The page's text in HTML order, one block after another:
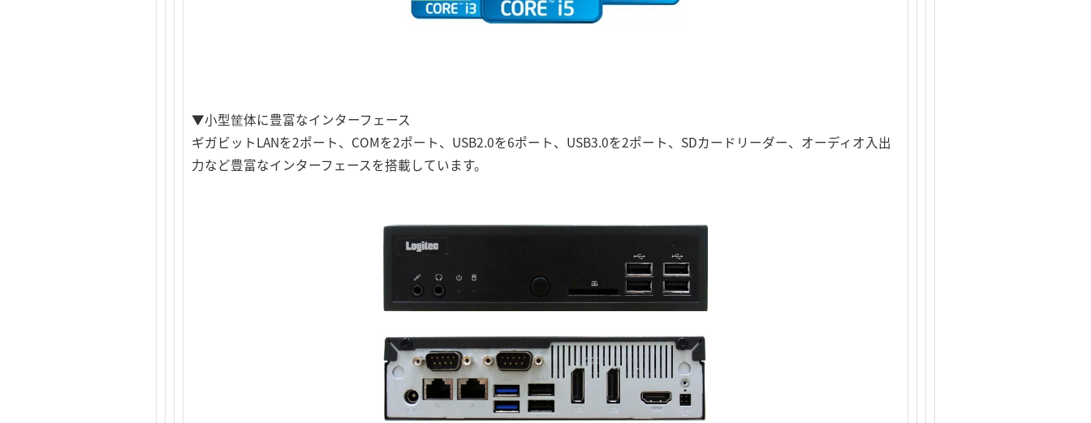
▼小型筐体に豊富なインターフェース
ギガビットLANを2ポート、COMを2ポート、USB2.0を6ポート、USB3.0を2ポート、SDカードリーダー、オーディオ入出
力など豊富なインターフェースを搭載しています。